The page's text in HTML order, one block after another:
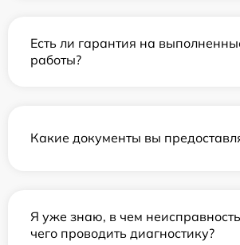
Есть ли гарантия на
работы?
Какие документы вы
Я уже знаю, в чем
чего проводить диагностику?